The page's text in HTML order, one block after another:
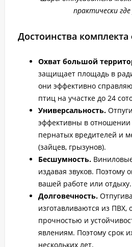
практически где
Достоинства комплекта
Охват большой
защищает площадь в
они эффективно
птиц на участке до 24
Универсальность.
эффективны в
пернатых вредителей и
(зайцев, грызунов).
Бесшумность.
издавая звуков.
вашей работе или отдыху.
Долговечность.
изготавливаются из ПВХ,
прочностью и
явлениям. Поэтому срок
нескольких лет.